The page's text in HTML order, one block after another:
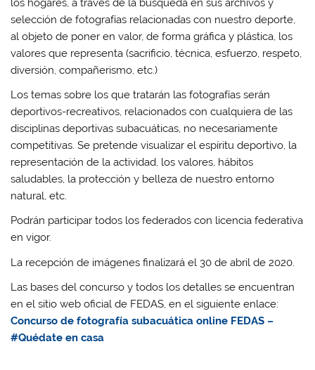
selección de fotografías relacionadas con nuestro deporte,
al objeto de poner en valor, de forma gráfica y plástica, los
valores que representa (sacrificio, técnica, esfuerzo, respeto,
diversión, compañerismo, etc.)
Los temas sobre los que tratarán las fotografías serán
deportivos-recreativos, relacionados con cualquiera de las
disciplinas deportivas subacuáticas, no necesariamente
competitivas. Se pretende visualizar el espíritu deportivo, la
representación de la actividad, los valores, hábitos
saludables, la protección y belleza de nuestro entorno
natural, etc.
Podrán participar todos los federados con licencia federativa
en vigor.
La recepción de imágenes finalizará el 30 de abril de 2020.
Las bases del concurso y todos los detalles se encuentran
en el sitio web oficial de FEDAS, en el siguiente enlace:
Concurso de fotografía subacuática online FEDAS –
#Quédate en casa